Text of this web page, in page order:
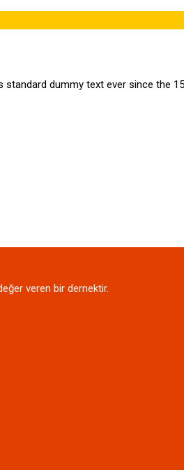
dummy text ever since the
veren bir dernektir.